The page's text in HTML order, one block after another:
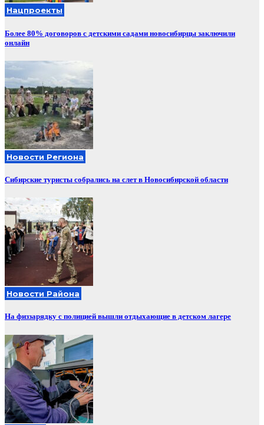
Нацпроекты
Более 80% договоров с детскими садами новосибирцы заключили
онлайн
Новости Региона
Сибирские туристы собрались на слет в Новосибирской области
Новости Района
На физзарядку с полицией вышли отдыхающие в детском лагере